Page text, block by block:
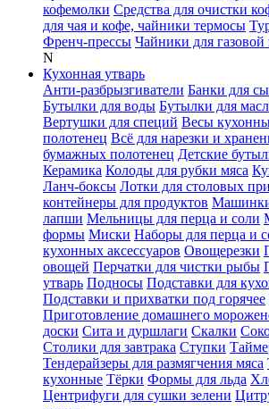
кофемолки Средства для очистки
для чая и кофе, чайники термосы
Френч-прессы Чайники для
N
Кухонная утварь
Анти-разбрызгиватели Банки для
Бутылки для воды Бутылки для
Вертушки для специй Весы
полотенец Всё для нарезки и
бумажных полотенец Детские
Керамика Колоды для рубки мяса
Ланч-боксы Лотки для столовых
контейнеры для продуктов Машинки
лапши Мельницы для перца и соли
формы Миски Наборы для перца и
кухонных аксессуаров Овощерезки
овощей Перчатки для чистки рыбы
утварь Подносы Подставки для
Подставки и прихватки под горячее
Приготовление домашнего
доски Сита и дуршлаги Скалки
Столики для завтрака Ступки
Тендерайзеры для размягчения мяса
кухонные Тёрки Формы для льда
Центрифуги для сушки зелени